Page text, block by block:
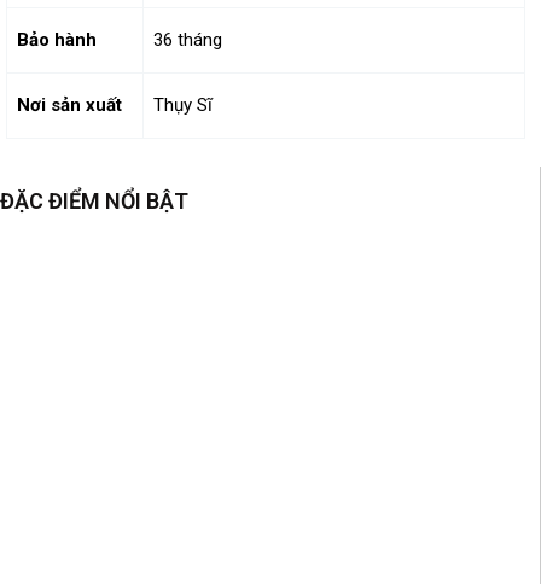
ĐẶC ĐIỂM NỔI BẬT
Bảo hành 36 tháng
Nơi sản xuất Thụy Sĩ